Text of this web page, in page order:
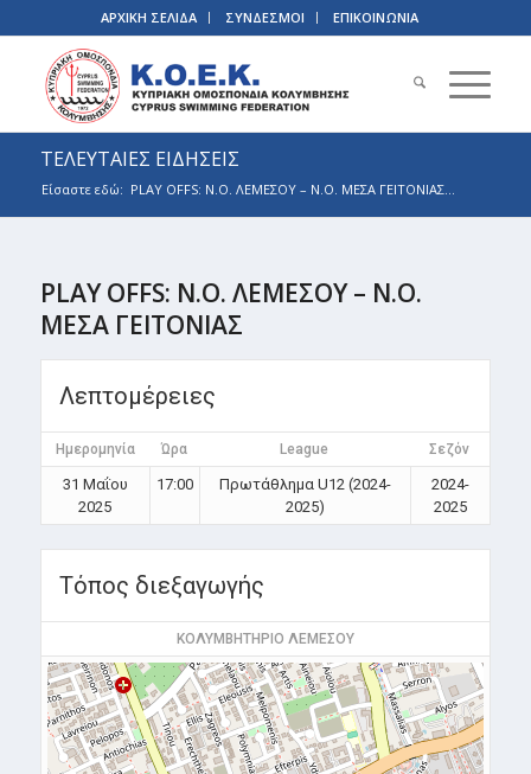
ΑΡΧΙΚΗ ΣΕΛΙΔΑ ΣΥΝΔΕΣΜΟΙ ΕΠΙΚΟΙΝΩΝΙΑ
ΤΕΛΕΥΤΑΙΕΣ ΕΙΔΗΣΕΙΣ
Είσαστε εδώ: PLAY OFFS: Ν.Ο. ΛΕΜΕΣΟΥ – Ν.Ο. ΜΕΣΑ ΓΕΙΤΟΝΙΑΣ...
PLAY OFFS: Ν.Ο. ΛΕΜΕΣΟΥ – Ν.Ο.
ΜΕΣΑ ΓΕΙΤΟΝΙΑΣ
Λεπτομέρειες
Ημερομηνία Ώρα League Σεζόν
31 Μαΐου
2025
17:00
Πρωτάθλημα U12 (2024-
2025)
2024-
2025
Τόπος διεξαγωγής
ΚΟΛΥΜΒΗΤΗΡΙΟ ΛΕΜΕΣΟΥ